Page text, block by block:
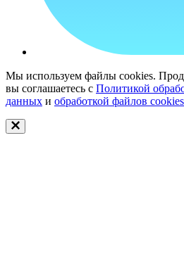
Мы используем файлы cookies.
вы соглашаетесь с Политикой
данных и обработкой файлов